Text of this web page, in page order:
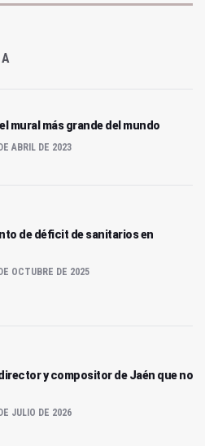
mural más grande del mundo
ABRIL DE 2023
de déficit de sanitarios en
OCTUBRE DE 2025
y compositor de Jaén que no
JULIO DE 2026